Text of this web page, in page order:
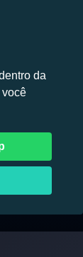
da
você